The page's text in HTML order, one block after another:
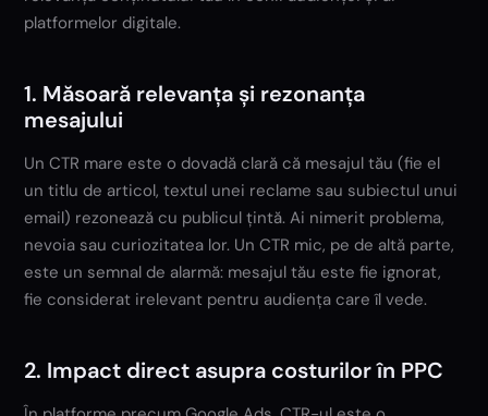
platformelor digitale.
1. Măsoară relevanța și rezonanța
mesajului
Un CTR mare este o dovadă clară că mesajul tău (fie el
un titlu de articol, textul unei reclame sau subiectul unui
email) rezonează cu publicul țintă. Ai nimerit problema,
nevoia sau curiozitatea lor. Un CTR mic, pe de altă parte,
este un semnal de alarmă: mesajul tău este fie ignorat,
fie considerat irelevant pentru audiența care îl vede.
2. Impact direct asupra costurilor în PPC